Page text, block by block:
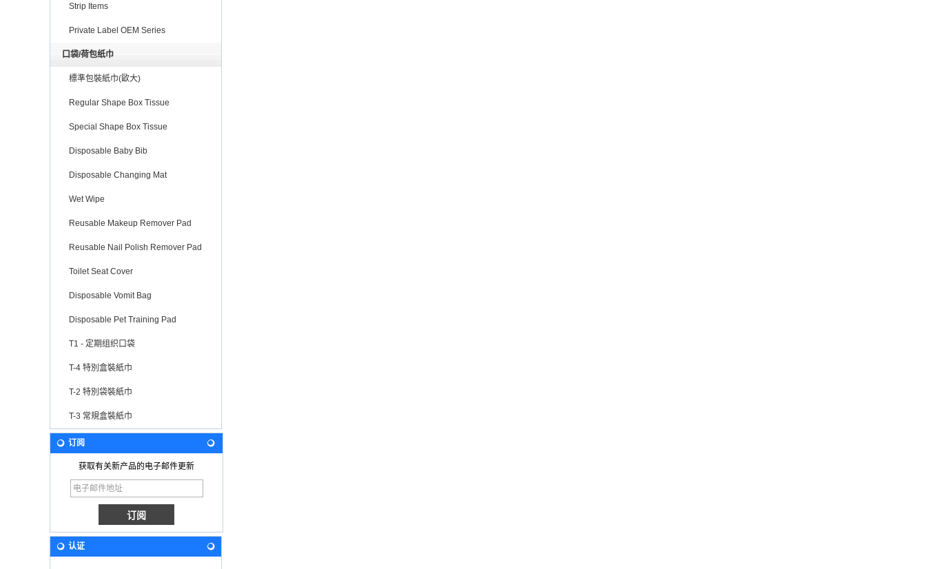
Strip Items
Private Label OEM Series
口袋/荷包纸巾
標準包裝紙巾(歐大)
Regular Shape Box Tissue
Special Shape Box Tissue
Disposable Baby Bib
Disposable Changing Mat
Wet Wipe
Reusable Makeup Remover Pad
Reusable Nail Polish Remover Pad
Toilet Seat Cover
Disposable Vomit Bag
Disposable Pet Training Pad
T1 - 定期组织口袋
T-4 特別盒裝紙巾
T-2 特別袋裝紙巾
T-3 常規盒裝紙巾
订阅
获取有关新产品的电子邮件更新
认证